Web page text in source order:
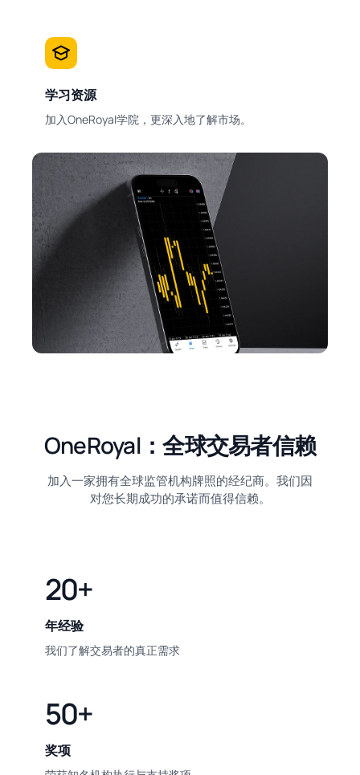
学习资源
加入OneRoyal学院，更深入地了解市场。
OneRoyal：全球交易者信赖
加入一家拥有全球监管机构牌照的经纪商。我们因
对您长期成功的承诺而值得信赖。
20+
年经验
我们了解交易者的真正需求
50+
奖项